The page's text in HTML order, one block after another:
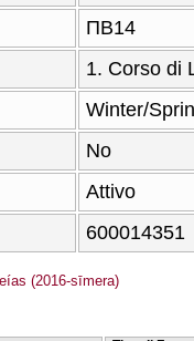
ΠΒ14
1. Corso di
Winter/
No
Attivo
600014351
(2016-sīmera)